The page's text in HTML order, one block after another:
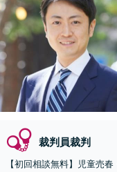
裁判員裁判
【初回相談無料】児童売